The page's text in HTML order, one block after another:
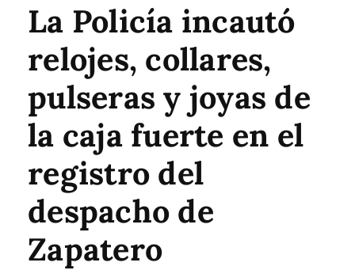
La Policía incautó
relojes, collares,
pulseras y joyas de
la caja fuerte en el
registro del
despacho de
Zapatero